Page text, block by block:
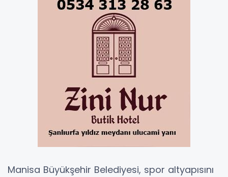
Manisa Büyükşehir Belediyesi, spor altyapısını